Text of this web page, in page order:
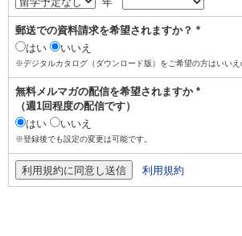
郵送での資料請求を希望されますか？ *
はい
いいえ
※デジタルカタログ（ダウンロード版）をご希望の方はいいえ
無料メルマガの配信を希望されますか *
（週1回程度の配信です）
はい
いいえ
※登録後でも設定の変更は可能です。
利用規約